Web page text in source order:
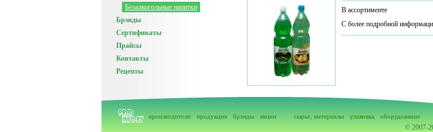
Безалкогольные напитки
Брэнды
Сертификаты
Прайсы
Контакты
Рецепты
В ассортименте
С более подробной
производители продукция брэнды акции сырье, материалы упаковка оборудование
© 2007-